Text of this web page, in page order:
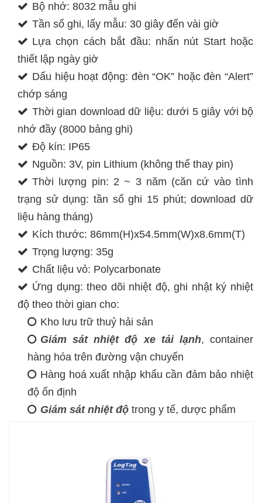
Bộ nhớ: 8032 mẫu ghi
Tần số ghi, lấy mẫu: 30 giây đến vài giờ
Lựa chọn cách bắt đầu: nhấn nút Start hoặc
thiết lập ngày giờ
Dấu hiệu hoạt động: đèn “OK” hoặc đèn “Alert”
chớp sáng
Thời gian download dữ liệu: dưới 5 giây với bộ
nhớ đầy (8000 bảng ghi)
Độ kín: IP65
Nguồn: 3V, pin Lithium (không thể thay pin)
Thời lượng pin: 2 ~ 3 năm (căn cứ vào tình
trạng sử dụng: tần số ghi 15 phút; download dữ
liệu hàng tháng)
Kích thước: 86mm(H)x54.5mm(W)x8.6mm(T)
Trọng lượng: 35g
Chất liệu vỏ: Polycarbonate
Ứng dụng: theo dõi nhiệt độ, ghi nhật ký nhiệt
độ theo thời gian cho:
Kho lưu trữ thuỷ hải sản
Giám sát nhiệt độ xe tải lạnh, container
hàng hóa trên đường vận chuyển
Hàng hoá xuất nhập khẩu cần đảm bảo nhiệt
độ ổn định
Giám sát nhiệt độ trong y tế, dược phẩm